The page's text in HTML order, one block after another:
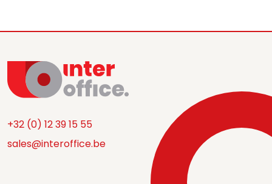
+32 (0) 12 39 15 55
sales@interoffice.be